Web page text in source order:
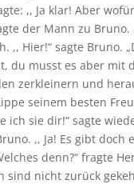
,, Ja klar! Aber
der Mann zu
,, Hier!“ sagte Bruno.
du musst es aber mit
zerkleinern und
seinem besten
ich sie dir!“ sagte
,, Ja! Es gibt
denn?“ fragte
sind nicht zurück